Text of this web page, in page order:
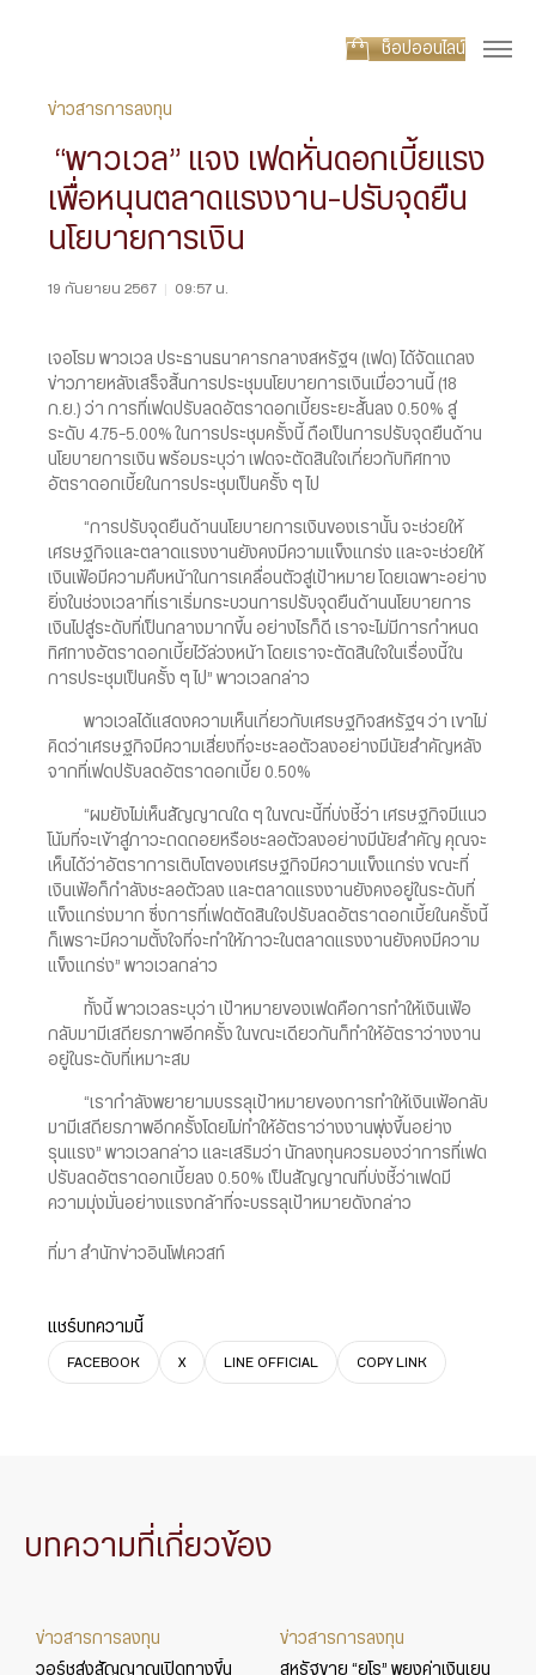
ช็อปออนไลน์
ข่าวสารการลงทุน
“พาวเวล” แจง เฟดหั่นดอกเบี้ยแรง
เพื่อหนุนตลาดแรงงาน-ปรับจุดยืน
นโยบายการเงิน
19 กันยายน 2567 | 09:57 น.
เจอโรม พาวเวล ประธานธนาคารกลางสหรัฐฯ (เฟด) ได้จัดแถลง
ข่าวภายหลังเสร็จสิ้นการประชุมนโยบายการเงินเมื่อวานนี้ (18
ก.ย.) ว่า การที่เฟดปรับลดอัตราดอกเบี้ยระยะสั้นลง 0.50% สู่
ระดับ 4.75-5.00% ในการประชุมครั้งนี้ ถือเป็นการปรับจุดยืนด้าน
นโยบายการเงิน พร้อมระบุว่า เฟดจะตัดสินใจเกี่ยวกับทิศทาง
อัตราดอกเบี้ยในการประชุมเป็นครั้ง ๆ ไป
“การปรับจุดยืนด้านนโยบายการเงินของเรานั้น จะช่วยให้
เศรษฐกิจและตลาดแรงงานยังคงมีความแข็งแกร่ง และจะช่วยให้
เงินเฟ้อมีความคืบหน้าในการเคลื่อนตัวสู่เป้าหมาย โดยเฉพาะอย่าง
ยิ่งในช่วงเวลาที่เราเริ่มกระบวนการปรับจุดยืนด้านนโยบายการ
เงินไปสู่ระดับที่เป็นกลางมากขึ้น อย่างไรก็ดี เราจะไม่มีการกำหนด
ทิศทางอัตราดอกเบี้ยไว้ล่วงหน้า โดยเราจะตัดสินใจในเรื่องนี้ใน
การประชุมเป็นครั้ง ๆ ไป” พาวเวลกล่าว
พาวเวลได้แสดงความเห็นเกี่ยวกับเศรษฐกิจสหรัฐฯ ว่า เขาไม่
คิดว่าเศรษฐกิจมีความเสี่ยงที่จะชะลอตัวลงอย่างมีนัยสำคัญหลัง
จากที่เฟดปรับลดอัตราดอกเบี้ย 0.50%
“ผมยังไม่เห็นสัญญาณใด ๆ ในขณะนี้ที่บ่งชี้ว่า เศรษฐกิจมีแนว
โน้มที่จะเข้าสู่ภาวะถดถอยหรือชะลอตัวลงอย่างมีนัยสำคัญ คุณจะ
เห็นได้ว่าอัตราการเติบโตของเศรษฐกิจมีความแข็งแกร่ง ขณะที่
เงินเฟ้อก็กำลังชะลอตัวลง และตลาดแรงงานยังคงอยู่ในระดับที่
แข็งแกร่งมาก ซึ่งการที่เฟดตัดสินใจปรับลดอัตราดอกเบี้ยในครั้งนี้
ก็เพราะมีความตั้งใจที่จะทำให้ภาวะในตลาดแรงงานยังคงมีความ
แข็งแกร่ง” พาวเวลกล่าว
ทั้งนี้ พาวเวลระบุว่า เป้าหมายของเฟดคือการทำให้เงินเฟ้อ
กลับมามีเสถียรภาพอีกครั้ง ในขณะเดียวกันก็ทำให้อัตราว่างงาน
อยู่ในระดับที่เหมาะสม
“เรากำลังพยายามบรรลุเป้าหมายของการทำให้เงินเฟ้อกลับ
มามีเสถียรภาพอีกครั้งโดยไม่ทำให้อัตราว่างงานพุ่งขึ้นอย่าง
รุนแรง” พาวเวลกล่าว และเสริมว่า นักลงทุนควรมองว่าการที่เฟด
ปรับลดอัตราดอกเบี้ยลง 0.50% เป็นสัญญาณที่บ่งชี้ว่าเฟดมี
ความมุ่งมั่นอย่างแรงกล้าที่จะบรรลุเป้าหมายดังกล่าว
ที่มา สำนักข่าวอินโฟเควสท์
แชร์บทความนี้
FACEBOOK X LINE OFFICIAL COPY LINK
บทความที่เกี่ยวข้อง
ข่าวสารการลงทุน
วอร์ชส่งสัญญาณเปิดทางขึ้น
ข่าวสารการลงทุน
สหรัฐขาย “ยูโร” พยุงค่าเงินเยน